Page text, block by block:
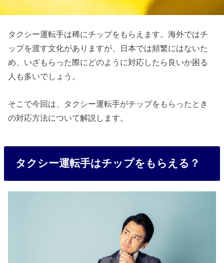
タクシー運転手は稀にチップをもらえます。海外ではチ
ップを渡す文化がありますが、日本では頻繁にはないた
め、いざもらった際にどのように対応したら良いか困る
人も多いでしょう。
そこで今回は、タクシー運転手がチップをもらったとき
の対応方法について解説します。
タクシー運転手はチップをもらえる？